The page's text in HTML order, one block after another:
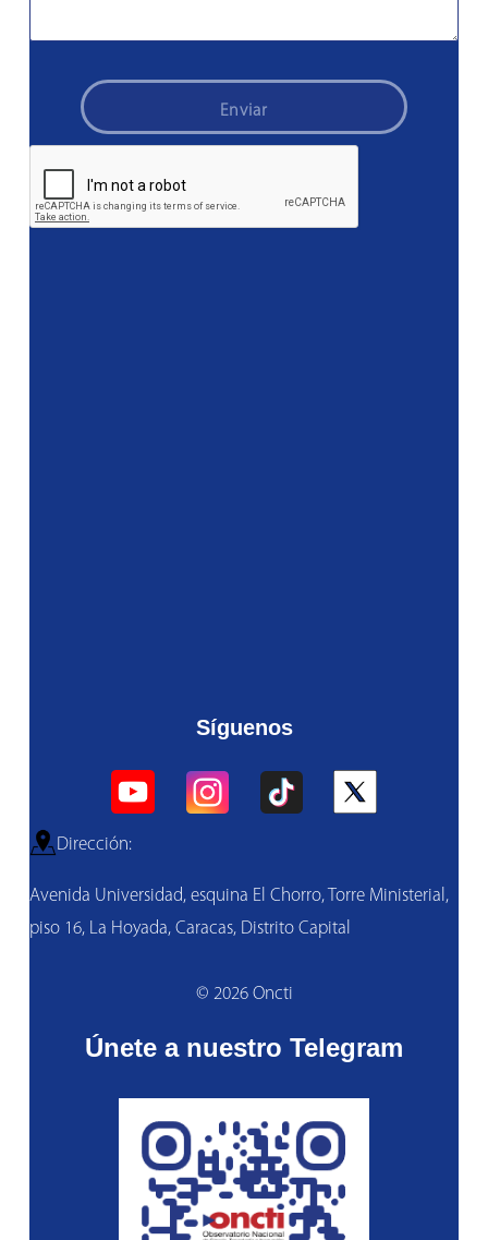
Enviar
Síguenos
Dirección:
Avenida Universidad, esquina El Chorro, Torre Ministerial,
piso 16, La Hoyada, Caracas, Distrito Capital
© 2026 Oncti
Únete a nuestro Telegram